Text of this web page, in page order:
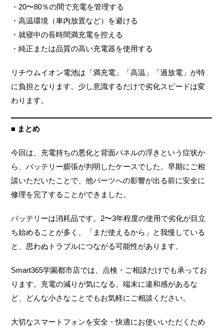
・20〜80％の間で充電を管理する
・高温環境（車内放置など）を避ける
・就寝中の長時間満充電を控える
・純正または品質の高い充電器を使用する
リチウムイオン電池は「満充電」「高温」「過放電」が特
に負担となります。少し意識するだけで劣化スピードは変
わります。
■ まとめ
今回は、充電持ちの悪化と背面パネルの浮きという症状か
ら、バッテリー膨張が判明したケースでした。早期にご相
談いただいたことで、他パーツへの影響が出る前に安全に
修理を完了することができました。
バッテリーは消耗品です。2〜3年程度の使用で劣化が目立
ち始めることが多く、「まだ使えるから」と我慢している
と、思わぬトラブルにつながる可能性があります。
Smart365学園都市店では、点検・ご相談だけでも承ってお
ります。充電の減りが気になる、端末に違和感があるな
ど、どんな小さなことでもお気軽にご相談ください。
大切なスマートフォンを安全・快適にお使いいただくため